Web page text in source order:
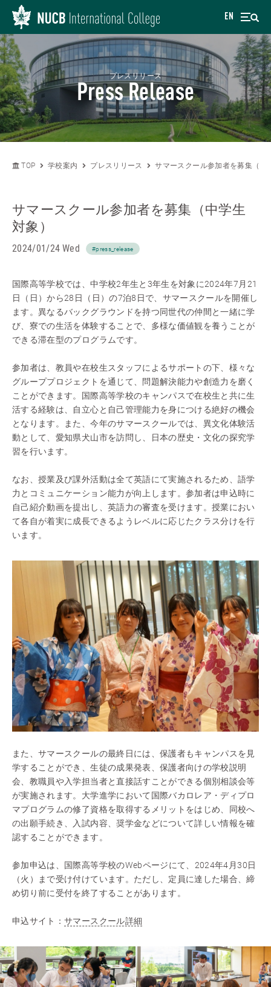
EN
プレスリリース
Press Release
TOP 学校案内 プレスリリース サマースクール参加者を募集（中
サマースクール参加者を募集（中学生
対象）
2024/01/24 Wed #press_release
国際高等学校では、中学校2年生と3年生を対象に2024年7月21
日（日）から28日（日）の7泊8日で、サマースクールを開催し
ます。異なるバックグラウンドを持つ同世代の仲間と一緒に学
び、寮での生活を体験することで、多様な価値観を養うことが
できる滞在型のプログラムです。
参加者は、教員や在校生スタッフによるサポートの下、様々な
グループプロジェクトを通じて、問題解決能力や創造力を磨く
ことができます。国際高等学校のキャンパスで在校生と共に生
活する経験は、自立心と自己管理能力を身につける絶好の機会
となります。また、今年のサマースクールでは、異文化体験活
動として、愛知県犬山市を訪問し、日本の歴史・文化の探究学
習を行います。
なお、授業及び課外活動は全て英語にて実施されるため、語学
力とコミュニケーション能力が向上します。参加者は申込時に
自己紹介動画を提出し、英語力の審査を受けます。授業におい
て各自が着実に成長できるようレベルに応じたクラス分けを行
います。
また、サマースクールの最終日には、保護者もキャンパスを見
学することができ、生徒の成果発表、保護者向けの学校説明
会、教職員や入学担当者と直接話すことができる個別相談会等
が実施されます。大学進学において国際バカロレア・ディプロ
マプログラムの修了資格を取得するメリットをはじめ、同校へ
の出願手続き、入試内容、奨学金などについて詳しい情報を確
認することができます。
参加申込は、国際高等学校のWebページにて、2024年4月30日
（火）まで受け付けています。ただし、定員に達した場合、締
め切り前に受付を終了することがあります。
申込サイト：サマースクール詳細